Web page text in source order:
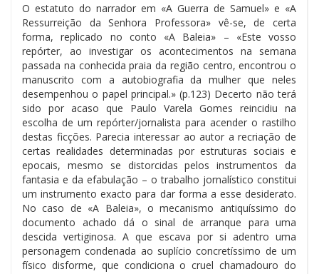
O estatuto do narrador em «A Guerra de Samuel» e «A
Ressurreição da Senhora Professora» vê-se, de certa
forma, replicado no conto «A Baleia» – «Este vosso
repórter, ao investigar os acontecimentos na semana
passada na conhecida praia da região centro, encontrou o
manuscrito com a autobiografia da mulher que neles
desempenhou o papel principal.» (p.123) Decerto não terá
sido por acaso que Paulo Varela Gomes reincidiu na
escolha de um repórter/jornalista para acender o rastilho
destas ficções. Parecia interessar ao autor a recriação de
certas realidades determinadas por estruturas sociais e
epocais, mesmo se distorcidas pelos instrumentos da
fantasia e da efabulação – o trabalho jornalístico constitui
um instrumento exacto para dar forma a esse desiderato.
No caso de «A Baleia», o mecanismo antiquíssimo do
documento achado dá o sinal de arranque para uma
descida vertiginosa. A que escava por si adentro uma
personagem condenada ao suplício concretíssimo de um
físico disforme, que condiciona o cruel chamadouro do